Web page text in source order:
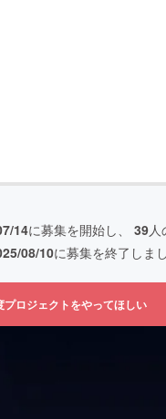
14に募集を開始し、 39人
08/10に募集を終了しま
プロジェクトをやってほしい